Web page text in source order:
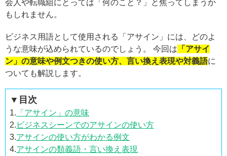
会人や転職組にとっては「何のこと？」と焦ってしまうか
もしれません。
ビジネス用語として使用される「アサイン」には、どのよ
うな意味が込められているのでしょう。 今回は 「アサイ
ン」の意味や例文つきの使い方、言い換え表現や対義語に
ついても解説します。
▼目次
1. 「アサイン」の意味
2. ビジネスシーンでのアサインの使い方
3.アサインの使い方がわかる例文
4.アサインの類義語・言い換え表現